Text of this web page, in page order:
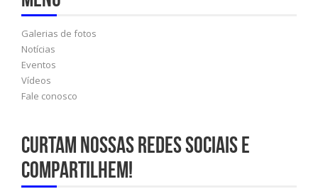
Galerias de fotos
Notícias
Eventos
Vídeos
Fale conosco
Curtam nossas redes sociais e
compartilhem!